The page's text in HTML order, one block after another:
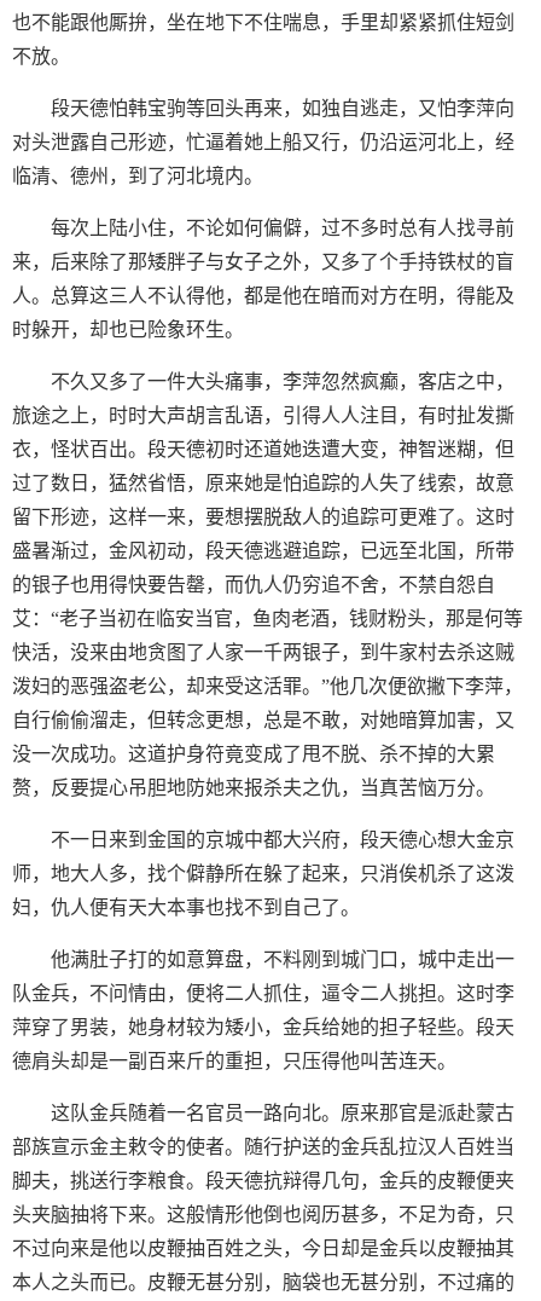
也不能跟他厮拚，坐在地下不住喘息，手里却紧紧抓住短剑
不放。
段天德怕韩宝驹等回头再来，如独自逃走，又怕李萍向
对头泄露自己形迹，忙逼着她上船又行，仍沿运河北上，经
临清、德州，到了河北境内。
每次上陆小住，不论如何偏僻，过不多时总有人找寻前
来，后来除了那矮胖子与女子之外，又多了个手持铁杖的盲
人。总算这三人不认得他，都是他在暗而对方在明，得能及
时躲开，却也已险象环生。
不久又多了一件大头痛事，李萍忽然疯癫，客店之中，
旅途之上，时时大声胡言乱语，引得人人注目，有时扯发撕
衣，怪状百出。段天德初时还道她迭遭大变，神智迷糊，但
过了数日，猛然省悟，原来她是怕追踪的人失了线索，故意
留下形迹，这样一来，要想摆脱敌人的追踪可更难了。这时
盛暑渐过，金风初动，段天德逃避追踪，已远至北国，所带
的银子也用得快要告罄，而仇人仍穷追不舍，不禁自怨自
艾：“老子当初在临安当官，鱼肉老酒，钱财粉头，那是何等
快活，没来由地贪图了人家一千两银子，到牛家村去杀这贼
泼妇的恶强盗老公，却来受这活罪。”他几次便欲撇下李萍，
自行偷偷溜走，但转念更想，总是不敢，对她暗算加害，又
没一次成功。这道护身符竟变成了甩不脱、杀不掉的大累
赘，反要提心吊胆地防她来报杀夫之仇，当真苦恼万分。
不一日来到金国的京城中都大兴府，段天德心想大金京
师，地大人多，找个僻静所在躲了起来，只消俟机杀了这泼
妇，仇人便有天大本事也找不到自己了。
他满肚子打的如意算盘，不料刚到城门口，城中走出一
队金兵，不问情由，便将二人抓住，逼令二人挑担。这时李
萍穿了男装，她身材较为矮小，金兵给她的担子轻些。段天
德肩头却是一副百来斤的重担，只压得他叫苦连天。
这队金兵随着一名官员一路向北。原来那官是派赴蒙古
部族宣示金主敕令的使者。随行护送的金兵乱拉汉人百姓当
脚夫，挑送行李粮食。段天德抗辩得几句，金兵的皮鞭便夹
头夹脑抽将下来。这般情形他倒也阅历甚多，不足为奇，只
不过向来是他以皮鞭抽百姓之头，今日却是金兵以皮鞭抽其
本人之头而已。皮鞭无甚分别，脑袋也无甚分别，不过痛的